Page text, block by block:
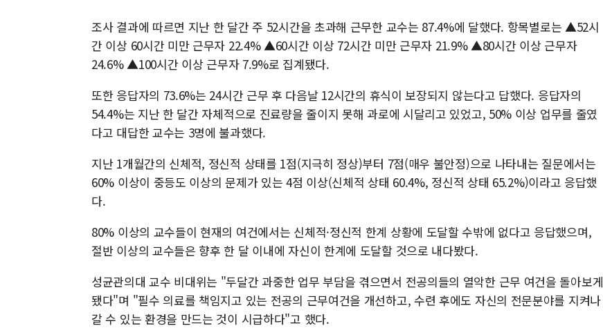
조사 결과에 따르면 지난 한 달간 주 52시간을 초과해 근무한 교수는 87.4%에 달했다. 항목별로는 ▲52시
간 이상 60시간 미만 근무자 22.4% ▲60시간 이상 72시간 미만 근무자 21.9% ▲80시간 이상 근무자
24.6% ▲100시간 이상 근무자 7.9%로 집계됐다.
또한 응답자의 73.6%는 24시간 근무 후 다음날 12시간의 휴식이 보장되지 않는다고 답했다. 응답자의
54.4%는 지난 한 달간 자체적으로 진료량을 줄이지 못해 과로에 시달리고 있었고, 50% 이상 업무를 줄였
다고 대답한 교수는 3명에 불과했다.
지난 1개월간의 신체적, 정신적 상태를 1점(지극히 정상)부터 7점(매우 불안정)으로 나타내는 질문에서는
60% 이상이 중등도 이상의 문제가 있는 4점 이상(신체적 상태 60.4%, 정신적 상태 65.2%)이라고 응답했
다.
80% 이상의 교수들이 현재의 여건에서는 신체적·정신적 한계 상황에 도달할 수밖에 없다고 응답했으며,
절반 이상의 교수들은 향후 한 달 이내에 자신이 한계에 도달할 것으로 내다봤다.
성균관의대 교수 비대위는 "두달간 과중한 업무 부담을 겪으면서 전공의들의 열악한 근무 여건을 돌아보게
됐다"며 "필수 의료를 책임지고 있는 전공의 근무여건을 개선하고, 수련 후에도 자신의 전문분야를 지켜나
갈 수 있는 환경을 만드는 것이 시급하다"고 했다.